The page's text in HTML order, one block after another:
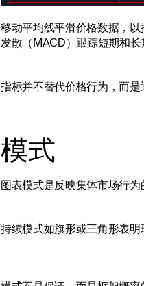
移动平均线平滑价格数据，
发散（MACD）跟踪短期和长
指标并不替代价格行为，而是
模式
图表模式是反映集体市场行为
持续模式如旗形或三角形表明